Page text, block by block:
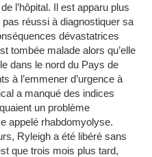
l’hôpital. Il est apparu plus
réussi à diagnostiquer sa
dévastatrices
tombée malade alors qu’elle
dans le nord du Pays de
à l’emmener d’urgence à
a manqué des indices
un problème
appelé rhabdomyolyse.
Ryleigh a été libéré sans
que trois mois plus tard,